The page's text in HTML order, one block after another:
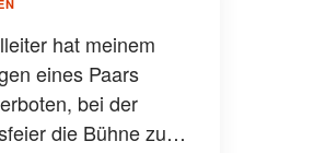
hat meinem
eines Paars
bei der
die Bühne zu